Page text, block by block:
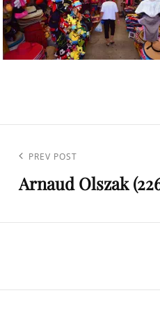
l’article
Previous
Post
PREV POST
Arnaud Olszak